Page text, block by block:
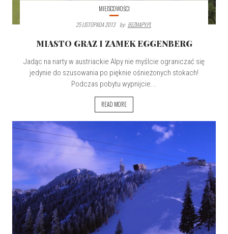
MIEJSCOWOŚCI
25 LISTOPADA 2013
By: BEZMAPY.PL
MIASTO GRAZ I ZAMEK EGGENBERG
Jadąc na narty w austriackie Alpy nie myślcie ograniczać się
jedynie do szusowania po pięknie ośnieżonych stokach!
Podczas pobytu wypnijcie...
READ MORE